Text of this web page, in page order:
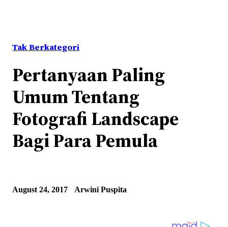
Tak Berkategori
Pertanyaan Paling
Umum Tentang
Fotografi Landscape
Bagi Para Pemula
August 24, 2017 Arwini Puspita